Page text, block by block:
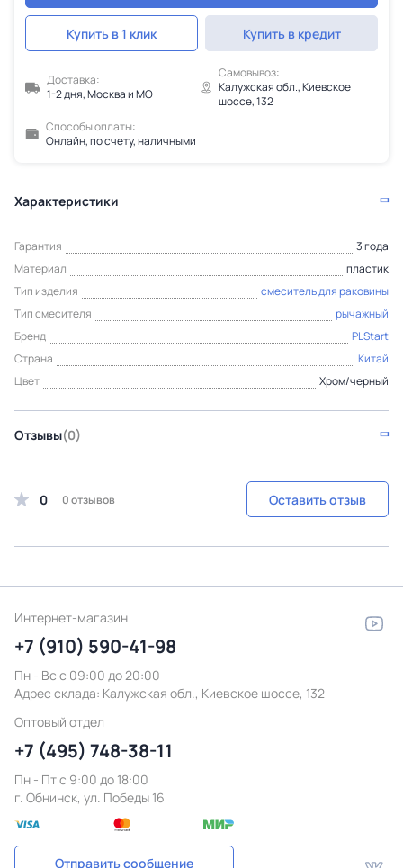
Купить в 1 клик Купить в кредит
Доставка:
1-2 дня, Москва и МО
Самовывоз:
Калужская обл., Киевское
шоссе, 132
Способы оплаты:
Онлайн, по счету, наличными
Характеристики
Гарантия
3 года
Материал
пластик
Тип изделия
смеситель для раковины
Тип смесителя
рычажный
Бренд
PLStart
Страна
Китай
Цвет
Хром/черный
Отзывы(0)
0 0 отзывов Оставить отзыв
Интернет-магазин
+7 (910) 590-41-98
Пн - Вс с 09:00 до 20:00
Адрес склада: Калужская обл., Киевское шоссе, 132
Оптовый отдел
+7 (495) 748-38-11
Пн - Пт c 9:00 до 18:00
г. Обнинск, ул. Победы 16
Отправить сообщение